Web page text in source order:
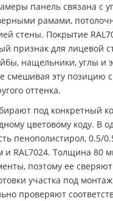
панель связана с
рамами,
стены. Покрытие
признак для лицевой
нащельники, углы и
смешивая эту позицию
оттенка.
под конкретный
цветовому коду. В
пенополистирол, 0.5/
RAL7024. Толщина 80
поэтому ее
участка под
проверяют